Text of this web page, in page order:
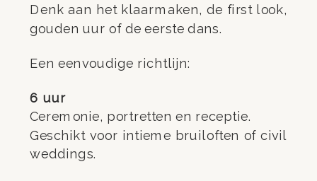
Denk aan het klaarmaken, de first look,
gouden uur of de eerste dans.
Een eenvoudige richtlijn:
6 uur
Ceremonie, portretten en receptie.
Geschikt voor intieme bruiloften of civil
weddings.